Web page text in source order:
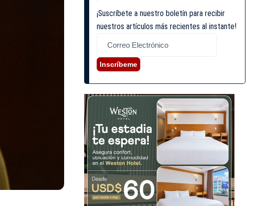
¡Suscríbete a nuestro boletín para recibir
nuestros artículos más recientes al instante!
Inscríbeme